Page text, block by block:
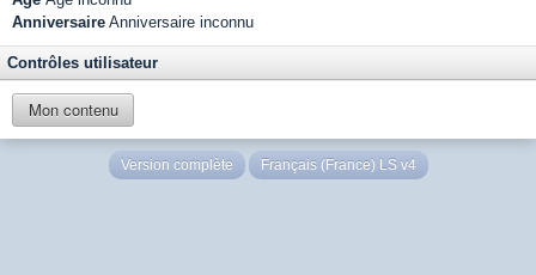
Anniversaire Anniversaire inconnu
Contrôles utilisateur
Mon contenu
Version complète Français (France) LS v4